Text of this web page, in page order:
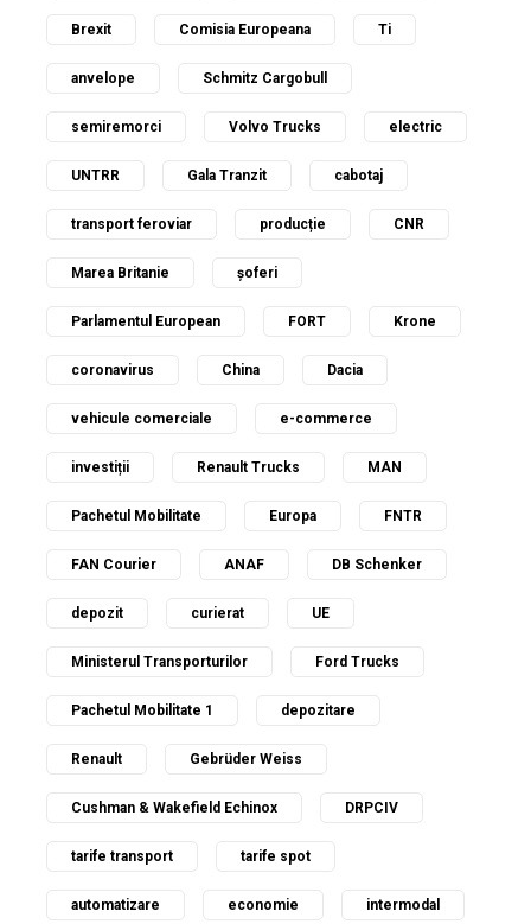
Brexit Comisia Europeana Ti
anvelope Schmitz Cargobull
semiremorci Volvo Trucks electric
UNTRR Gala Tranzit cabotaj
transport feroviar producție CNR
Marea Britanie șoferi
Parlamentul European FORT Krone
coronavirus China Dacia
vehicule comerciale e-commerce
investiții Renault Trucks MAN
Pachetul Mobilitate Europa FNTR
FAN Courier ANAF DB Schenker
depozit curierat UE
Ministerul Transporturilor Ford Trucks
Pachetul Mobilitate 1 depozitare
Renault Gebrüder Weiss
Cushman & Wakefield Echinox DRPCIV
tarife transport tarife spot
automatizare economie intermodal